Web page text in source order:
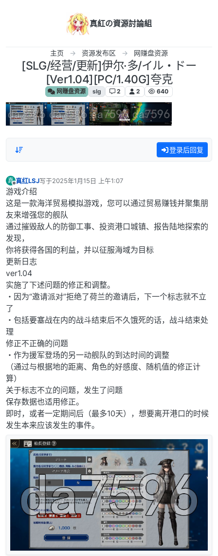
真紅の資源討論組
主页 资源发布区 网赚盘资源
[SLG/经营/更新]伊尔·多/イル・ドー
[Ver1.04][PC/1.40G]夸克
网赚盘资源 slg 2 2 640
登录后回复
真
离线
真红LSJ写于2025年1月15日 上午1:07
最后由 编辑
游戏介绍
这是一款海洋贸易模拟游戏，您可以通过贸易赚钱并聚集朋
友来增强您的舰队
通过摧毁敌人的防御工事、投资港口城镇、报告陆地探索的
发现，
你将获得各国的利益，并以征服海域为目标
更新日志
ver1.04
实施了下述问题的修正和调整。
・因为“邀请派对”拒绝了荷兰的邀请后，下一个标志就不立
了
・包括要塞战在内的战斗结束后不久饿死的话，战斗结束处
理
修正不正确的问题
・作为援军登场的另一动舰队的到达时间的调整
（通过与根据地的距离、角色的好感度、随机值的修正计
算）
关于标志不立的问题，发生了问题
保存数据也适用修正。
即时，或者一定期间后（最多10天），想要离开港口的时候
发生本来应该发生的事件。